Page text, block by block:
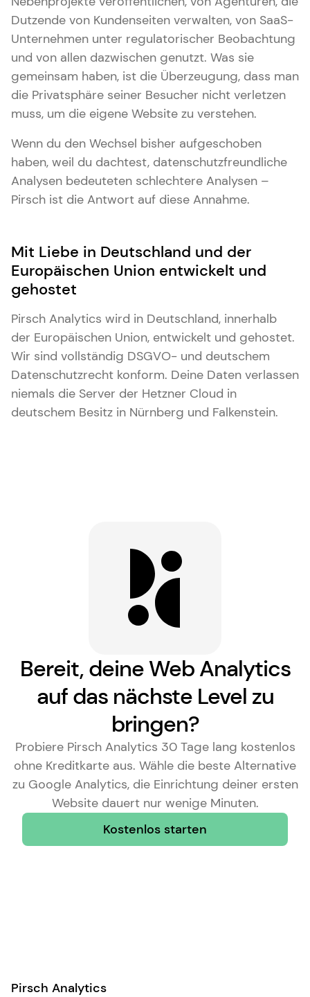
Dutzende von Kundenseiten verwalten, von SaaS-
Unternehmen unter regulatorischer Beobachtung
und von allen dazwischen genutzt. Was sie
gemeinsam haben, ist die Überzeugung, dass man
die Privatsphäre seiner Besucher nicht verletzen
muss, um die eigene Website zu verstehen.
Wenn du den Wechsel bisher aufgeschoben
haben, weil du dachtest, datenschutzfreundliche
Analysen bedeuteten schlechtere Analysen –
Pirsch ist die Antwort auf diese Annahme.
Mit Liebe in Deutschland und der
Europäischen Union entwickelt und
gehostet
Pirsch Analytics wird in Deutschland, innerhalb
der Europäischen Union, entwickelt und gehostet.
Wir sind vollständig DSGVO- und deutschem
Datenschutzrecht konform. Deine Daten verlassen
niemals die Server der Hetzner Cloud in
deutschem Besitz in Nürnberg und Falkenstein.
Bereit, deine Web Analytics
auf das nächste Level zu
bringen?
Probiere Pirsch Analytics 30 Tage lang kostenlos
ohne Kreditkarte aus. Wähle die beste Alternative
zu Google Analytics, die Einrichtung deiner ersten
Website dauert nur wenige Minuten.
Kostenlos starten
Pirsch Analytics